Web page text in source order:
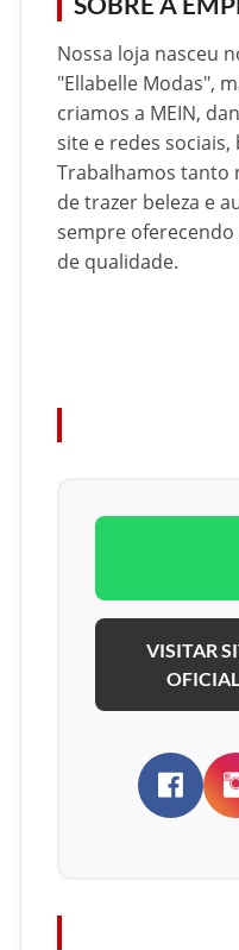
Nossa loja nasceu
"Ellabelle Modas",
criamos a MEIN,
site e redes
Trabalhamos tanto
de trazer beleza e
sempre
de qualidade.
VISITAR
OFICIAL